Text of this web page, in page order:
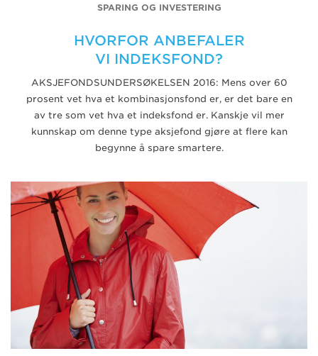
SPARING OG INVESTERING
HVORFOR ANBEFALER
VI INDEKSFOND?
AKSJEFONDSUNDERSØKELSEN 2016: Mens over 60
prosent vet hva et kombinasjonsfond er, er det bare en
av tre som vet hva et indeksfond er. Kanskje vil mer
kunnskap om denne type aksjefond gjøre at flere kan
begynne å spare smartere.